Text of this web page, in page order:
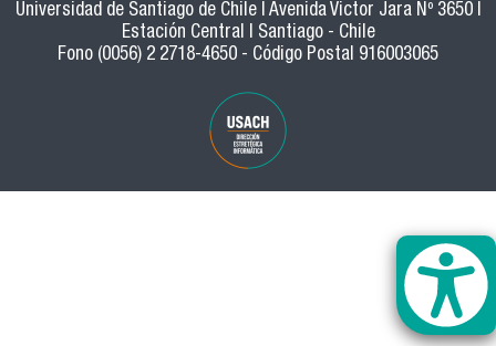
Universidad de Santiago de Chile | Avenida Victor Jara Nº 3650 |
Estación Central | Santiago - Chile
Fono (0056) 2 2718-4650 - Código Postal 916003065